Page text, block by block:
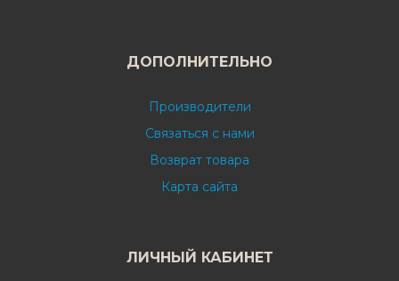
ДОПОЛНИТЕЛЬНО
Производители
Связаться с нами
Возврат товара
Карта сайта
ЛИЧНЫЙ КАБИНЕТ